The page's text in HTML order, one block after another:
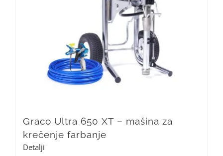
Graco Ultra 650 XT – mašina za
krečenje farbanje
Detalji